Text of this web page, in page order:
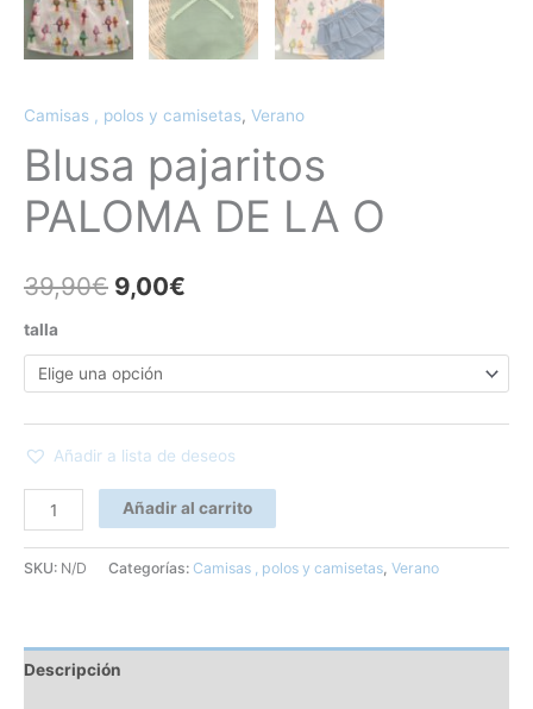
Camisas , polos y camisetas, Verano
Blusa pajaritos
PALOMA DE LA O
39,90€ 9,00€
talla
Añadir a lista de deseos
Añadir al carrito
SKU: N/D Categorías: Camisas , polos y camisetas Verano
Descripción